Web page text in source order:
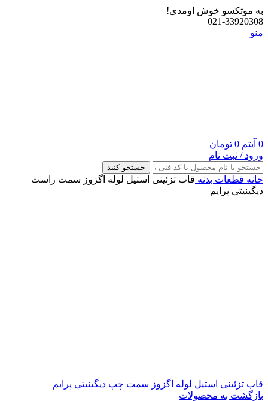
به موتکسو خوش اومدی!
021-33920308
منو
0 آیتم 0 تومان
ورود / ثبت نام
جستجو کنید
خانه قطعات بدنه قاب تزئینی استیل لوله اگزوز سمت راست
دیگینیتی پرایم
قاب تزئینی استیل لوله اگزوز سمت چپ دیگینیتی پرایم
بازگشت به محصولات